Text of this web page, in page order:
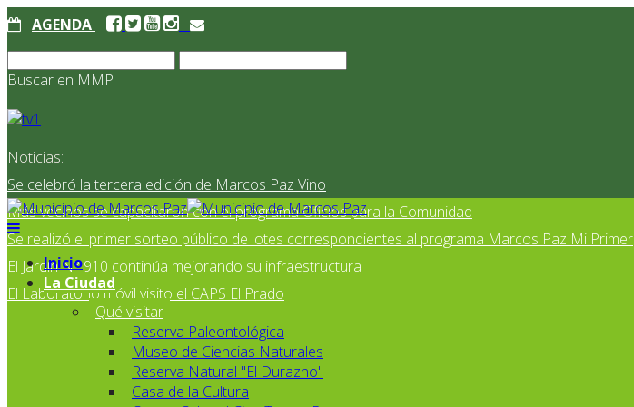
AGENDA
Buscar en MMP
Noticias:
Se celebró la tercera edición de Marcos Paz Vino
Más vecinos se capacitaron con el programa Oficios para la Comunidad
Se realizó el primer sorteo público de lotes correspondientes al programa Marcos Paz Mi Primer
El Jardín N° 910 continúa mejorando su infraestructura
El Laboratorio móvil visito el CAPS El Prado
Inicio
La Ciudad
Qué visitar
Reserva Paleontológica
Museo de Ciencias Naturales
Reserva Natural "El Durazno"
Casa de la Cultura